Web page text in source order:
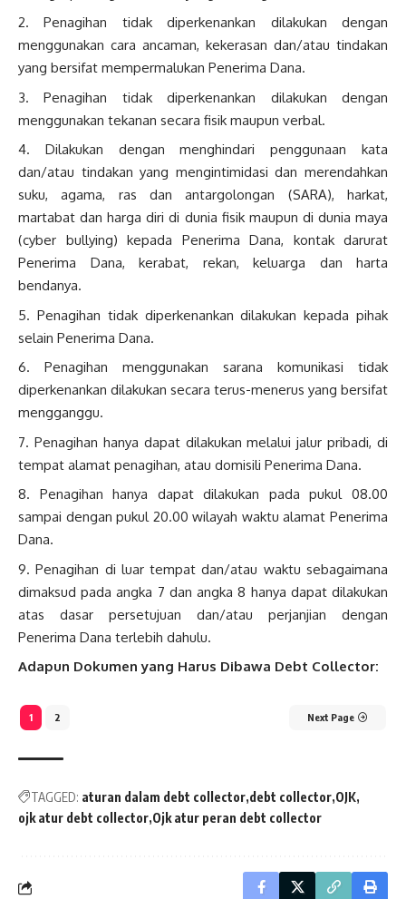
Penagihan tidak diperkenankan dilakukan dengan
menggunakan cara ancaman, kekerasan dan/atau tindakan
yang bersifat mempermalukan Penerima Dana.
Penagihan tidak diperkenankan dilakukan dengan
menggunakan tekanan secara fisik maupun verbal.
Dilakukan dengan menghindari penggunaan kata
dan/atau tindakan yang mengintimidasi dan merendahkan
suku, agama, ras dan antargolongan (SARA), harkat,
martabat dan harga diri di dunia fisik maupun di dunia maya
(cyber bullying) kepada Penerima Dana, kontak darurat
Penerima Dana, kerabat, rekan, keluarga dan harta
bendanya.
Penagihan tidak diperkenankan dilakukan kepada pihak
selain Penerima Dana.
Penagihan menggunakan sarana komunikasi tidak
diperkenankan dilakukan secara terus-menerus yang bersifat
mengganggu.
Penagihan hanya dapat dilakukan melalui jalur pribadi, di
tempat alamat penagihan, atau domisili Penerima Dana.
Penagihan hanya dapat dilakukan pada pukul 08.00
sampai dengan pukul 20.00 wilayah waktu alamat Penerima
Dana.
Penagihan di luar tempat dan/atau waktu sebagaimana
dimaksud pada angka 7 dan angka 8 hanya dapat dilakukan
atas dasar persetujuan dan/atau perjanjian dengan
Penerima Dana terlebih dahulu.
Adapun Dokumen yang Harus Dibawa Debt Collector:
1 2 Next Page
TAGGED: aturan dalam debt collector debt collector OJK
ojk atur debt collector Ojk atur peran debt collector